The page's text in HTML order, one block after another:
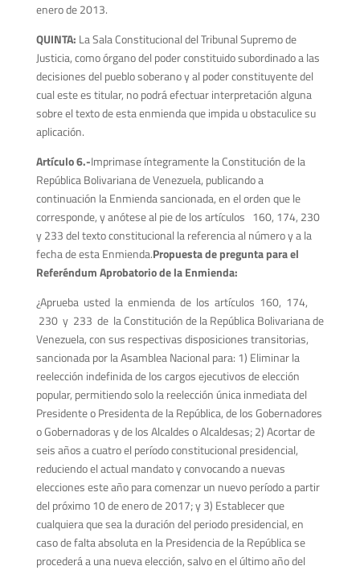
enero de 2013.
QUINTA: La Sala Constitucional del Tribunal Supremo de
Justicia, como órgano del poder constituido subordinado a las
decisiones del pueblo soberano y al poder constituyente del
cual este es titular, no podrá efectuar interpretación alguna
sobre el texto de esta enmienda que impida u obstaculice su
aplicación.
Artículo 6.-Imprimase íntegramente la Constitución de la
República Bolivariana de Venezuela, publicando a
continuación la Enmienda sancionada, en el orden que le
corresponde, y anótese al pie de los artículos 160, 174, 230
y 233 del texto constitucional la referencia al número y a la
fecha de esta Enmienda.Propuesta de pregunta para el
Referéndum Aprobatorio de la Enmienda:
¿Aprueba usted la enmienda de los artículos 160, 174,
230 y 233 de la Constitución de la República Bolivariana de
Venezuela, con sus respectivas disposiciones transitorias,
sancionada por la Asamblea Nacional para: 1) Eliminar la
reelección indefinida de los cargos ejecutivos de elección
popular, permitiendo solo la reelección única inmediata del
Presidente o Presidenta de la República, de los Gobernadores
o Gobernadoras y de los Alcaldes o Alcaldesas; 2) Acortar de
seis años a cuatro el período constitucional presidencial,
reduciendo el actual mandato y convocando a nuevas
elecciones este año para comenzar un nuevo período a partir
del próximo 10 de enero de 2017; y 3) Establecer que
cualquiera que sea la duración del periodo presidencial, en
caso de falta absoluta en la Presidencia de la República se
procederá a una nueva elección, salvo en el último año del